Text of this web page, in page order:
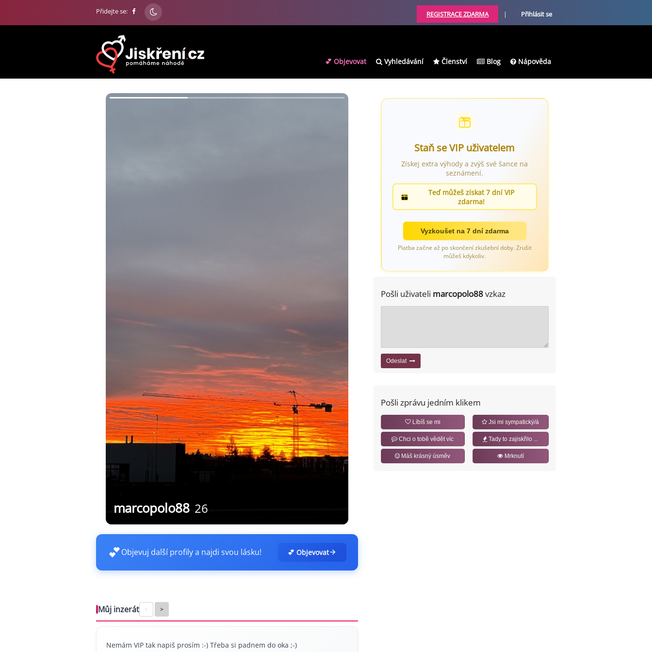
Přidejte se: REGISTRACE ZDARMA | Přihlásit se
💕 Objevovat Vyhledávání Členství Blog Nápověda
marcopolo88 26
💕Objevuj další profily a najdi svou lásku! 💕 Objevovat
Můj inzerát < >
Nemám VIP tak napiš prosím :-) Třeba si padnem do oka ;-)
Staň se VIP uživatelem
Získej extra výhody a zvýš své šance na
seznámení.
Teď můžeš získat 7 dní VIP
zdarma!
Vyzkoušet na 7 dní zdarma
Platba začne až po skončení zkušební doby. Zrušit
můžeš kdykoliv.
Pošli uživateli marcopolo88vzkaz
Odeslat
Pošli zprávu jedním klikem
Líbíš se mi Jsi mi sympatický/á
Chci o tobě vědět víc Tady to zajiskřilo ...
Máš krásný úsměv Mrknutí